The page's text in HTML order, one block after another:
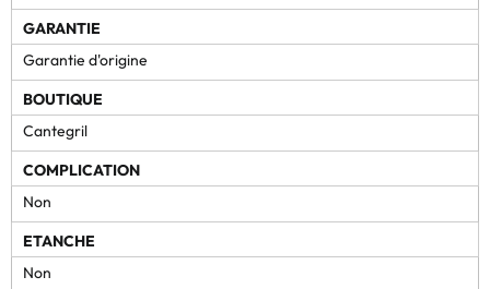
GARANTIE
Garantie d'origine
BOUTIQUE
Cantegril
COMPLICATION
Non
ETANCHE
Non